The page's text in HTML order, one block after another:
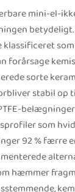
mini-el-
forårsage
sorte
stabil op
som
92 % færre
hæmmer